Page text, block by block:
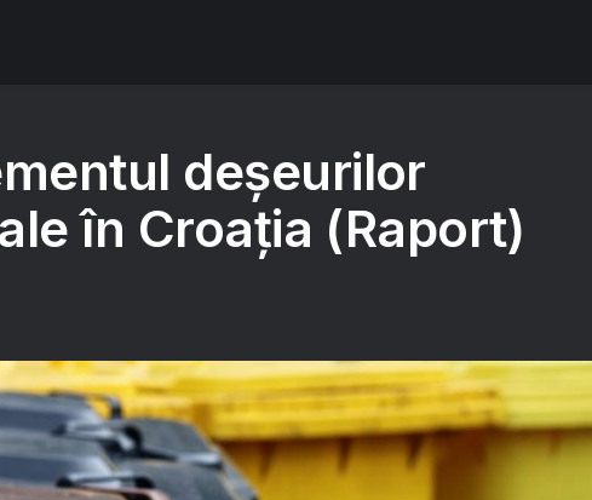
deșeurilor
în Croația (Raport)